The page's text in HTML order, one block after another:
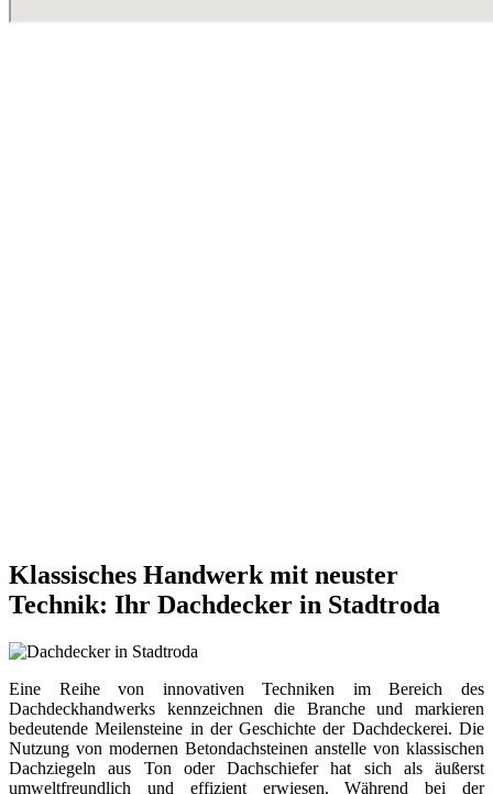
Klassisches Handwerk mit neuster
Technik: Ihr Dachdecker in Stadtroda
Eine Reihe von innovativen Techniken im Bereich des
Dachdeckhandwerks kennzeichnen die Branche und markieren
bedeutende Meilensteine in der Geschichte der Dachdeckerei. Die
Nutzung von modernen Betondachsteinen anstelle von klassischen
Dachziegeln aus Ton oder Dachschiefer hat sich als äußerst
umweltfreundlich und effizient erwiesen. Während bei der